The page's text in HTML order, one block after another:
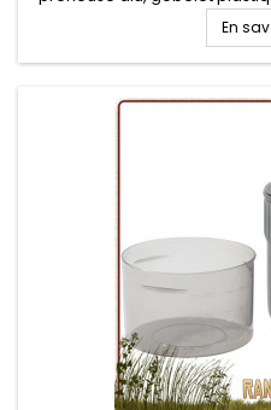
s'emboitent entre
En